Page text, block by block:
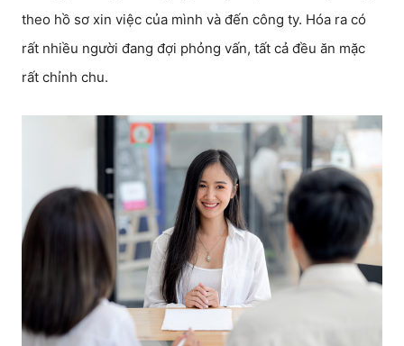
theo hồ sơ xin việc của mình và đến công ty. Hóa ra có
rất nhiều người đang đợi phỏng vấn, tất cả đều ăn mặc
rất chỉnh chu.